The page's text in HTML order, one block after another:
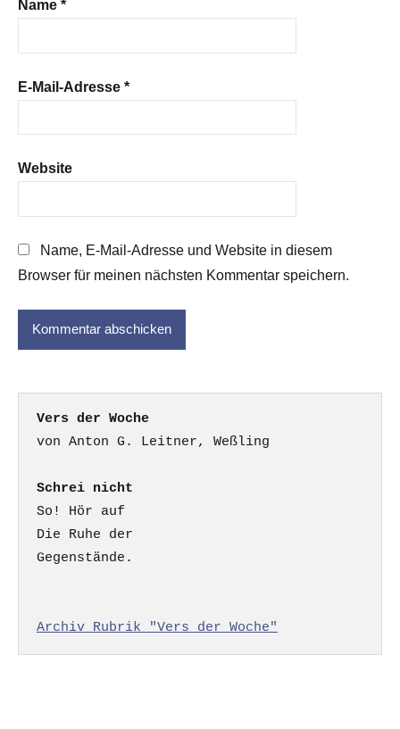
Name *
E-Mail-Adresse *
Website
Name, E-Mail-Adresse und Website in diesem
Browser für meinen nächsten Kommentar speichern.
Vers der Woche
Schrei nicht
So! Hör auf
Die Ruhe der
Gegenstände.
Archiv Rubrik "Vers der Woche"